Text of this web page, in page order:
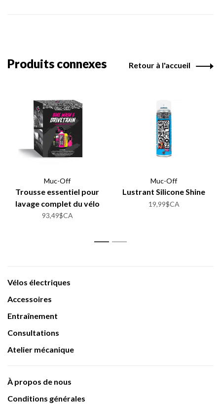
Produits connexes Retour à l'accueil
Muc-Off
Trousse essentiel pour
lavage complet du vélo
93,49$CA
Muc-Off
Lustrant Silicone Shine
19,99$CA
1 2
Vélos électriques
Accessoires
Entraînement
Consultations
Atelier mécanique
À propos de nous
Conditions générales